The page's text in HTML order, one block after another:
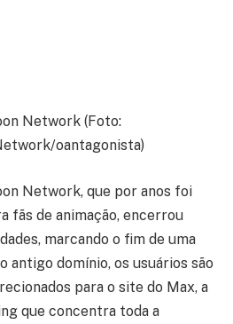
Network (Foto:
oantagonista)
Network, que por anos foi
fãs de animação, encerrou
marcando o fim de uma
antigo domínio, os usuários são
para o site do Max, a
que concentra toda a